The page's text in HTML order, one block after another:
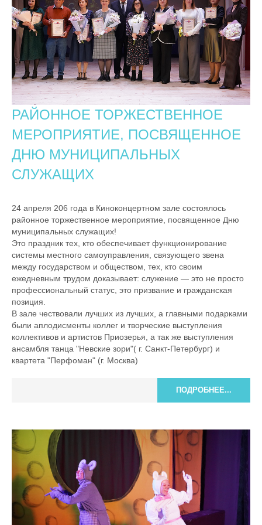
РАЙОННОЕ ТОРЖЕСТВЕННОЕ
МЕРОПРИЯТИЕ, ПОСВЯЩЕННОЕ
ДНЮ МУНИЦИПАЛЬНЫХ
СЛУЖАЩИХ
24 апреля 206 года в Киноконцертном зале состоялось
районное торжественное мероприятие, посвященное Дню
муниципальных служащих!
Это праздник тех, кто обеспечивает функционирование
системы местного самоуправления, связующего звена
между государством и обществом, тех, кто своим
ежедневным трудом доказывает: служение — это не просто
профессиональный статус, это призвание и гражданская
позиция.
В зале чествовали лучших из лучших, а главными подарками
были аплодисменты коллег и творческие выступления
коллективов и артистов Приозерья, а так же выступления
ансамбля танца "Невские зори"( г. Санкт-Петербург) и
квартета "Перфоман" (г. Москва)
ПОДРОБНЕЕ...